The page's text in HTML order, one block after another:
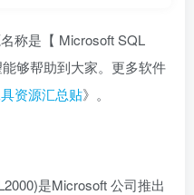
称是【 Microsoft SQL
够帮助到大家。更多软件
资源汇总贴》。
是Microsoft 公司推出